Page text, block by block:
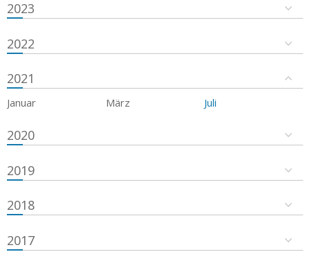
2023
2022
2021
Januar März Juli
2020
2019
2018
2017